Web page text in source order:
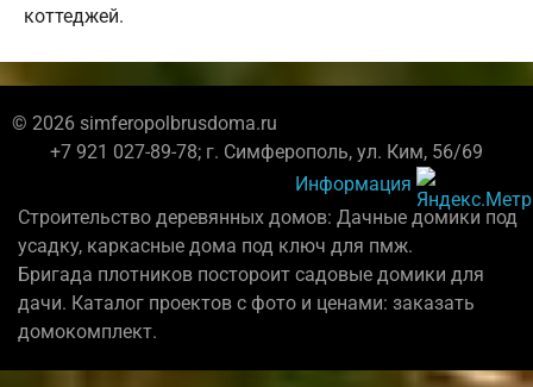
коттеджей.
© 2026 simferopolbrusdoma.ru
+7 921 027-89-78; г. Симферополь, ул. Ким, 56/69
Информация
Строительство деревянных домов: Дачные домики под
усадку, каркасные дома под ключ для пмж.
Бригада плотников постороит садовые домики для
дачи. Каталог проектов с фото и ценами: заказать
домокомплект.